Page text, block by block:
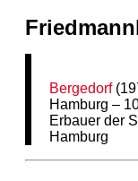
Bergedorf
Hamburg –
Erbauer der
Hamburg